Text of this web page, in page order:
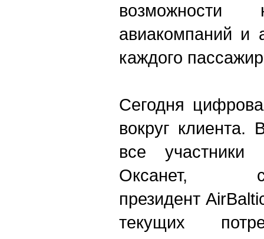
авиакомпаний и
каждого
Сегодня
вокруг
все
Оксанет,
президент
текущих